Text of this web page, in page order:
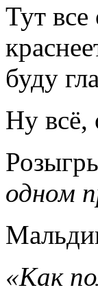
Тут
буду
Ну всё,
одном
«Как